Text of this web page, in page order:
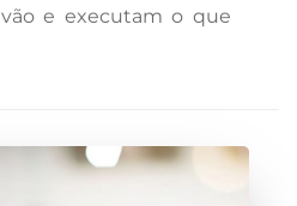
e executam o que